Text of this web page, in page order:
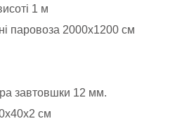
1 м
паровоза 2000х1200 см
завтовшки 12 мм.
см